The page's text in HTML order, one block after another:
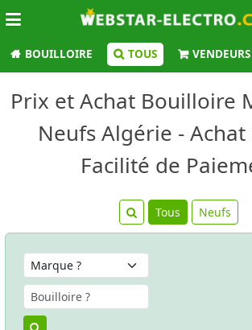
BOUILLOIRE TOUS VENDEURS
Prix et Achat Bouilloire
Neufs Algérie - Achat
Facilité de
Tous Neufs